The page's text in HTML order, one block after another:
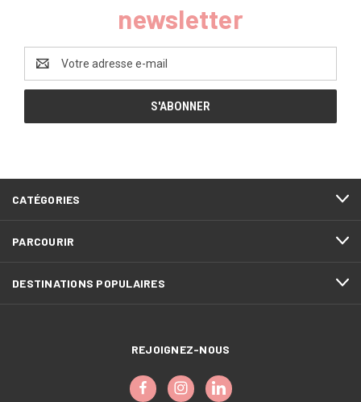
newsletter
mail
CATÉGORIES
PARCOURIR
DESTINATIONS POPULAIRES
REJOIGNEZ-NOUS